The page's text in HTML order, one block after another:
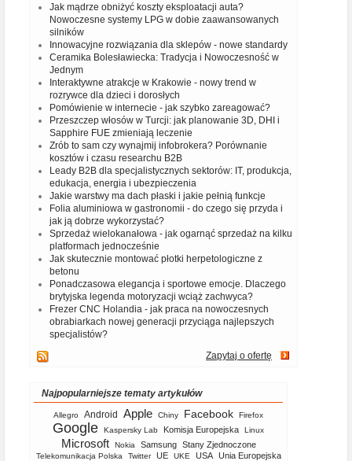
Jak mądrze obniżyć koszty eksploatacji auta?
Nowoczesne systemy LPG w dobie zaawansowanych
silników
Innowacyjne rozwiązania dla sklepów - nowe standardy
Ceramika Bolesławiecka: Tradycja i Nowoczesność w
Jednym
Interaktywne atrakcje w Krakowie - nowy trend w
rozrywce dla dzieci i dorosłych
Pomówienie w internecie - jak szybko zareagować?
Przeszczep włosów w Turcji: jak planowanie 3D, DHI i
Sapphire FUE zmieniają leczenie
Zrób to sam czy wynajmij infobrokera? Porównanie
kosztów i czasu researchu B2B
Leady B2B dla specjalistycznych sektorów: IT, produkcja,
edukacja, energia i ubezpieczenia
Jakie warstwy ma dach płaski i jakie pełnią funkcje
Folia aluminiowa w gastronomii - do czego się przyda i
jak ją dobrze wykorzystać?
Sprzedaż wielokanałowa - jak ogarnąć sprzedaż na kilku
platformach jednocześnie
Jak skutecznie montować płotki herpetologiczne z
betonu
Ponadczasowa elegancja i sportowe emocje. Dlaczego
brytyjska legenda motoryzacji wciąż zachwyca?
Frezer CNC Holandia - jak praca na nowoczesnych
obrabiarkach nowej generacji przyciąga najlepszych
specjalistów?
Zapytaj o ofertę
Najpopularniejsze tematy artykułów
Allegro Android Apple Chiny Facebook Firefox
Google Kaspersky Lab Komisja Europejska Linux
Microsoft Nokia Samsung Stany Zjednoczone
Telekomunikacja Polska Twitter UE UKE USA Unia Europejska